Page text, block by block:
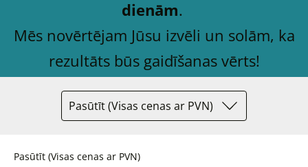
dienām.
Mēs novērtējam Jūsu izvēli un solām, ka
rezultāts būs gaidīšanas vērts!
Pasūtīt (Visas cenas ar PVN)
Pasūtīt (Visas cenas ar PVN)